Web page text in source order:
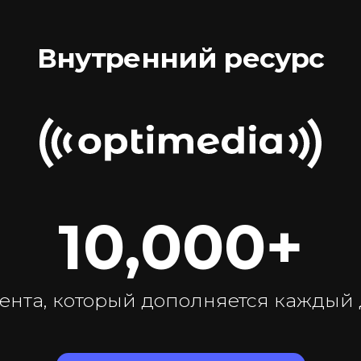
Внутренний ресурс
10,000+
который дополняется каждый